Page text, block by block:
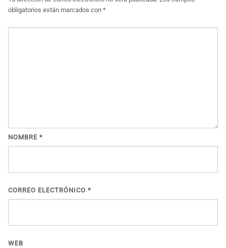
obligatorios están marcados con *
NOMBRE *
CORREO ELECTRÓNICO *
WEB